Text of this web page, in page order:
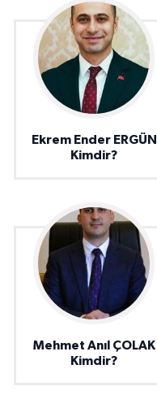
Ekrem Ender ERGÜN
Kimdir?
Mehmet Anıl ÇOLAK
Kimdir?